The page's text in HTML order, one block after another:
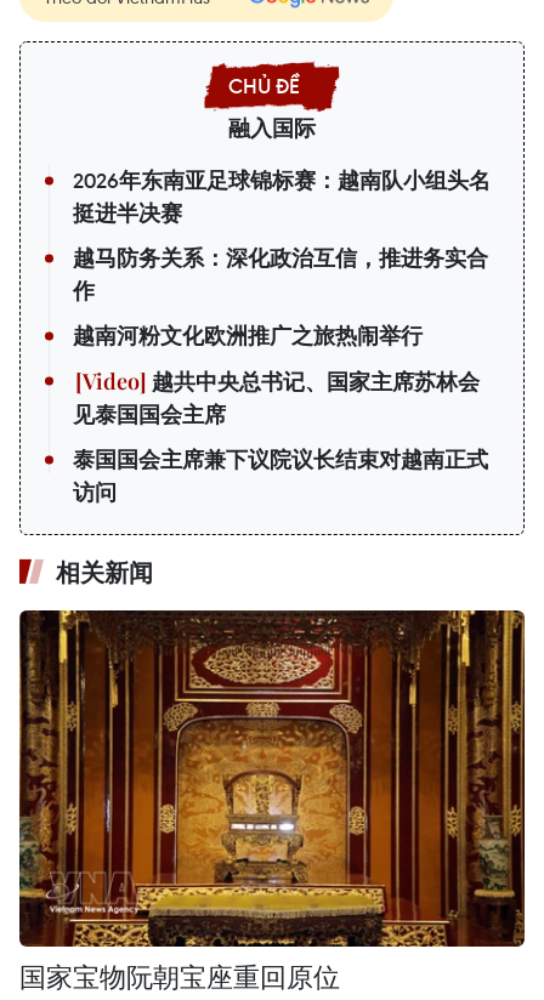
融入国际
2026年东南亚足球锦标赛：越南队小组头名
挺进半决赛
越马防务关系：深化政治互信，推进务实合
作
越南河粉文化欧洲推广之旅热闹举行
越共中央总书记、国家主席苏林会
见泰国国会主席
泰国国会主席兼下议院议长结束对越南正式
访问
相关新闻
国家宝物阮朝宝座重回原位